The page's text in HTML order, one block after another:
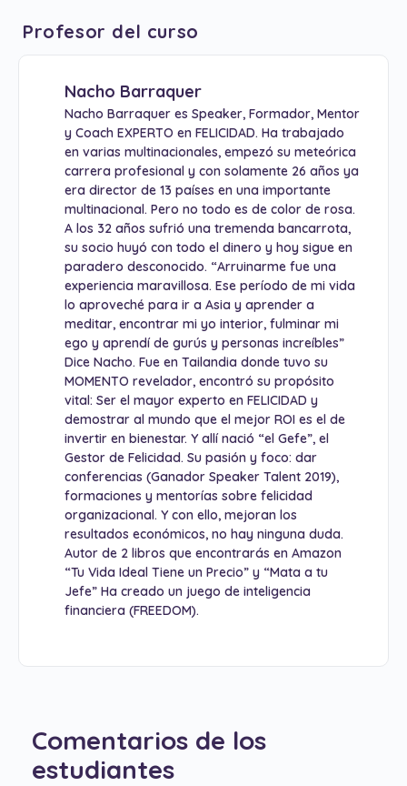
Profesor del curso
Nacho Barraquer
Nacho Barraquer es Speaker, Formador, Mentor
y Coach EXPERTO en FELICIDAD. Ha trabajado
en varias multinacionales, empezó su meteórica
carrera profesional y con solamente 26 años ya
era director de 13 países en una importante
multinacional. Pero no todo es de color de rosa.
A los 32 años sufrió una tremenda bancarrota,
su socio huyó con todo el dinero y hoy sigue en
paradero desconocido. “Arruinarme fue una
experiencia maravillosa. Ese período de mi vida
lo aproveché para ir a Asia y aprender a
meditar, encontrar mi yo interior, fulminar mi
ego y aprendí de gurús y personas increíbles”
Dice Nacho. Fue en Tailandia donde tuvo su
MOMENTO revelador, encontró su propósito
vital: Ser el mayor experto en FELICIDAD y
demostrar al mundo que el mejor ROI es el de
invertir en bienestar. Y allí nació “el Gefe”, el
Gestor de Felicidad. Su pasión y foco: dar
conferencias (Ganador Speaker Talent 2019),
formaciones y mentorías sobre felicidad
organizacional. Y con ello, mejoran los
resultados económicos, no hay ninguna duda.
Autor de 2 libros que encontrarás en Amazon
“Tu Vida Ideal Tiene un Precio” y “Mata a tu
Jefe” Ha creado un juego de inteligencia
financiera (FREEDOM).
Comentarios de los
estudiantes